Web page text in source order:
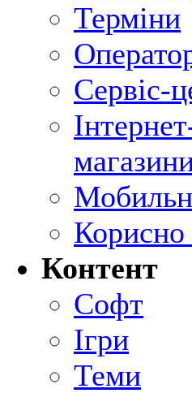
Терміни
Сервіс-
Корисно
Контент
Софт
Ігри
Теми